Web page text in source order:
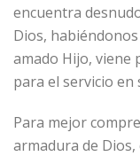
encuentra
Dios,
amado Hijo, viene
para el servicio en
Para mejor
armadura de